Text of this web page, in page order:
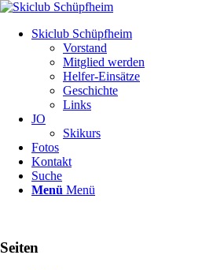
Skiclub Schüpfheim
Vorstand
Mitglied werden
Helfer-Einsätze
Geschichte
Links
JO
Skikurs
Fotos
Kontakt
Suche
Menü Menü
Seiten